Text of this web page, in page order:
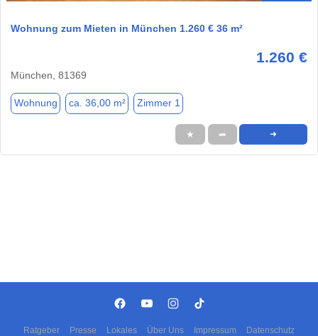
Wohnung zum Mieten in München 1.260 € 36 m²
1.260 €
München, 81369
Wohnung ca. 36,00 m² Zimmer 1
★ ➦ ➜
Ratgeber Presse Lokales Über Uns Impressum Datenschutz